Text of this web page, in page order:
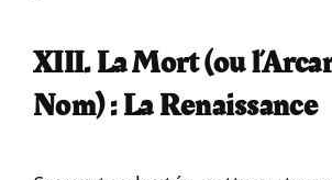
XIII. La Mort (ou
Nom) : La Renaissance